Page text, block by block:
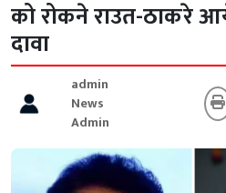
को रोकने राउत-ठाकरे
दावा
admin
News
Admin